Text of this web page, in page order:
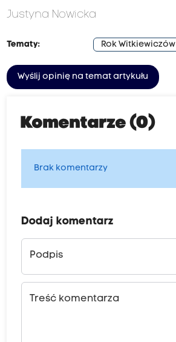
Justyna Nowicka
Tematy: Rok Witkiewiczów
Wyślij opinię na temat artykułu
Komentarze (0)
Brak komentarzy
Dodaj komentarz
Podpis
Treść komentarza